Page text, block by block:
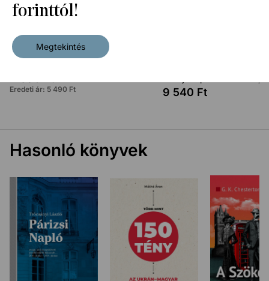
Eredeti ár: 5 490 Ft 9 540 Ft
Hasonló könyvek
forinttól!
Megtekintés